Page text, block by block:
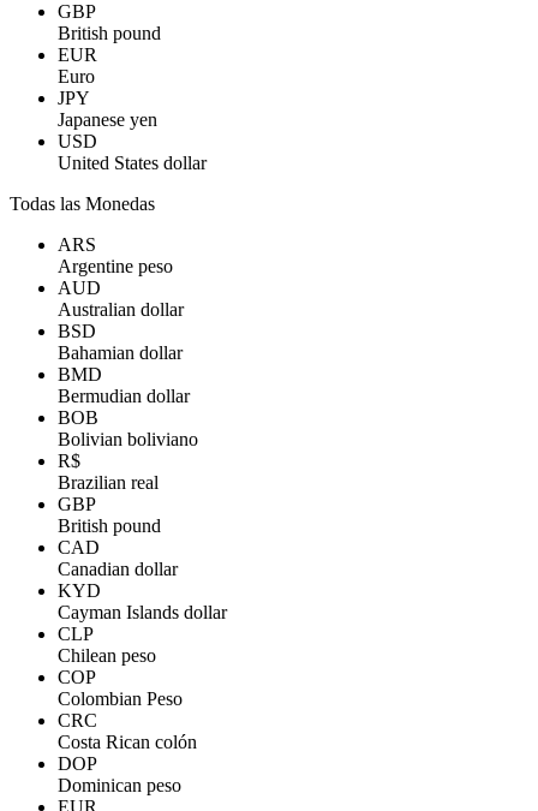
GBP
British pound
EUR
Euro
JPY
Japanese yen
USD
United States dollar
Todas las Monedas
ARS
Argentine peso
AUD
Australian dollar
BSD
Bahamian dollar
BMD
Bermudian dollar
BOB
Bolivian boliviano
R$
Brazilian real
GBP
British pound
CAD
Canadian dollar
KYD
Cayman Islands dollar
CLP
Chilean peso
COP
Colombian Peso
CRC
Costa Rican colón
DOP
Dominican peso
EUR